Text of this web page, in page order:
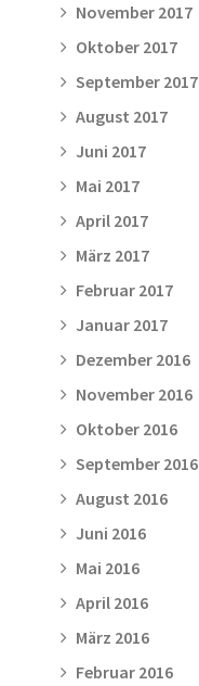
November 2017
Oktober 2017
September 2017
August 2017
Juni 2017
Mai 2017
April 2017
März 2017
Februar 2017
Januar 2017
Dezember 2016
November 2016
Oktober 2016
September 2016
August 2016
Juni 2016
Mai 2016
April 2016
März 2016
Februar 2016